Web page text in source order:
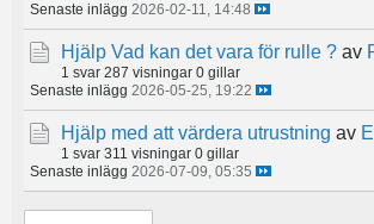
Senaste inlägg 2026-02-11, 14:48
Hjälp Vad kan det vara för rulle ? av
1 svar 287 visningar 0 gillar
Senaste inlägg 2026-05-25, 19:22
Hjälp med att värdera utrustning av
1 svar 311 visningar 0 gillar
Senaste inlägg 2026-07-09, 05:35